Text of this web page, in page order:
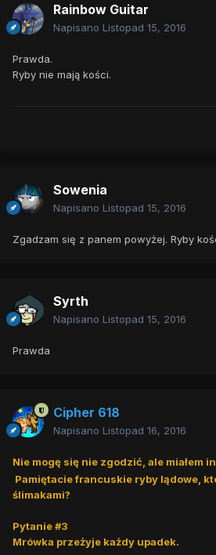
Rainbow Guitar
Napisano Listopad 15, 2016
Prawda.
Ryby nie mają kości.
Sowenia
Napisano Listopad 15, 2016
Zgadzam się z panem powyżej. Ryby
Syrth
Napisano Listopad 15, 2016
Prawda
Cipher 618
Napisano Listopad 16, 2016
Nie mogę się nie zgodzić, ale miałem
Pamiętacie francuskie ryby lądowe,
ślimakami?
Pytanie #3
Mrówka przeżyje każdy upadek.